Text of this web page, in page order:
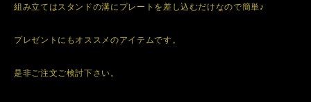
組み立てはスタンドの溝にプレートを差し込むだけなので簡単♪
プレゼントにもオススメのアイテムです。
是非ご注文ご検討下さい。